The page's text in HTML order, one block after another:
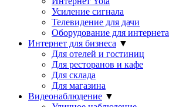
Усиление сигнала
Телевидение для дачи
Оборудование для интернета
Интернет для бизнеса ▼
Для отелей и гостиниц
Для ресторанов и кафе
Для склада
Для магазина
Видеонаблюдение ▼